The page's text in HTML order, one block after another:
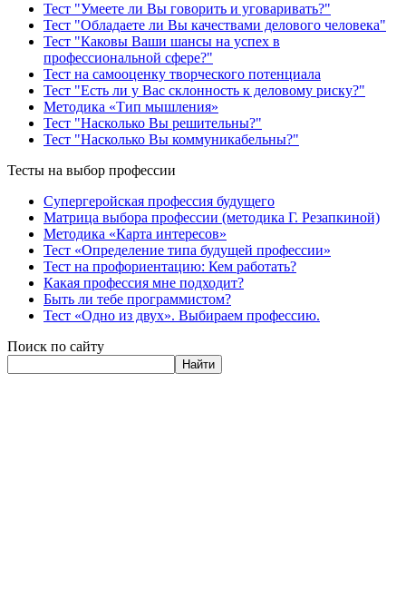
Тест "Умеете ли Вы говорить и уговаривать?"
Тест "Обладаете ли Вы качествами делового человека"
Тест "Каковы Ваши шансы на успех в
профессиональной сфере?"
Тест на самооценку творческого потенциала
Тест "Есть ли у Вас склонность к деловому риску?"
Методика «Тип мышления»
Тест "Насколько Вы решительны?"
Тест "Насколько Вы коммуникабельны?"
Тесты на выбор профессии
Супергеройская профессия будущего
Матрица выбора профессии (методика Г. Резапкиной)
Методика «Карта интересов»
Тест «Определение типа будущей профессии»
Тест на профориентацию: Кем работать?
Какая профессия мне подходит?
Быть ли тебе программистом?
Тест «Одно из двух». Выбираем профессию.
Поиск по сайту
Найти